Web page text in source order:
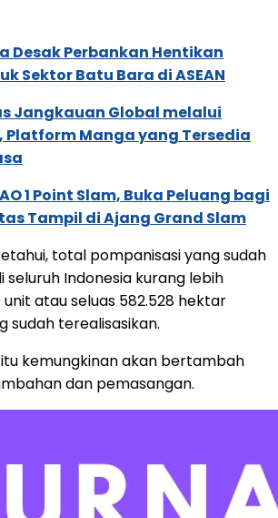
Desak Perbankan Hentikan
Sektor Batu Bara di ASEAN
Jangkauan Global melalui
Platform Manga yang Tersedia
1 Point Slam, Buka Peluang bagi
Tampil di Ajang Grand Slam
total pompanisasi yang sudah
Indonesia kurang lebih
atau seluas 582.528 hektar
sudah terealisasikan.
kemungkinan akan bertambah
dan pemasangan.